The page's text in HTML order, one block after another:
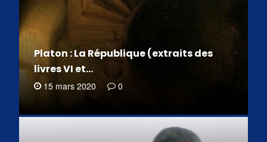
Platon : La République (extraits des
livres VI et…
15 mars 2020 0